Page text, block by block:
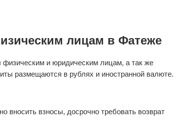
лицам в Фатеже
и юридическим лицам, а так же
размещаются в рублях и иностранной валюте.
вносить взносы, досрочно требовать возврат